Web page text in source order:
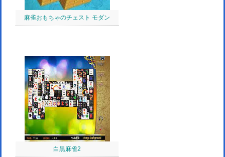
麻雀おもちゃのチェスト モダン
白黒麻雀2